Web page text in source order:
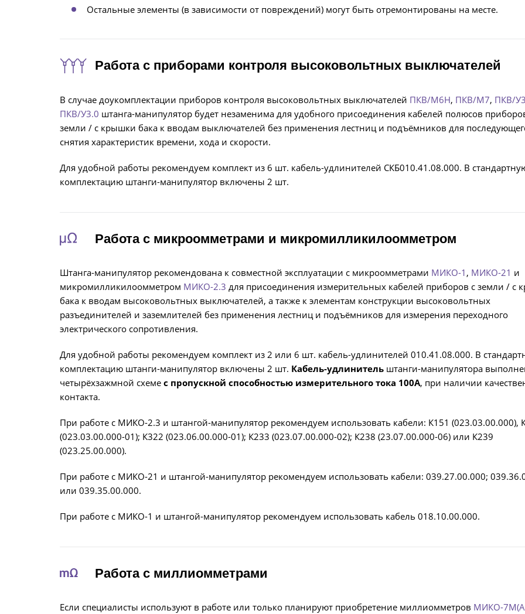
Остальные элементы (в зависимости от повреждений) могут быть отремонтированы на месте.
Работа с приборами контроля высоковольтных выключателей
В случае доукомплектации приборов контроля высоковольтных выключателей ПКВ/М6Н, ПКВ/М7, ПКВ/
ПКВ/У3.0 штанга-манипулятор будет незаменима для удобного присоединения кабелей полюсов
земли / с крышки бака к вводам выключателей без применения лестниц и подъёмников для
снятия характеристик времени, хода и скорости.
Для удобной работы рекомендуем комплект из 6 шт. кабель-удлинителей СКБ010.41.08.000. В
комплектацию штанги-манипулятор включены 2 шт.
Работа с микроомметрами и микромилликилоомметром
Штанга-манипулятор рекомендована к совместной эксплуатации с микроомметрами МИКО-1 , МИКО-21 и
микромилликилоомметром МИКО-2.3 для присоединения измерительных кабелей приборов с земли / с
бака к вводам высоковольтных выключателей, а также к элементам конструкции высоковольтных
разъединителей и заземлителей без применения лестниц и подъёмников для измерения переходного
электрического сопротивления.
Для удобной работы рекомендуем комплект из 2 или 6 шт. кабель-удлинителей 010.41.08.000. В
комплектацию штанги-манипулятор включены 2 шт. Кабель-удлинитель штанги-манипулятора
четырёхзажмной схеме с пропускной способностью измерительного тока 100А, при наличии
контакта.
При работе с МИКО-2.3 и штангой-манипулятор рекомендуем использовать кабели: К151 (023.03.00.000),
(023.03.00.000-01); К322 (023.06.00.000-01); К233 (023.07.00.000-02); К238 (23.07.00.000-06) или К239
(023.25.00.000).
При работе с МИКО-21 и штангой-манипулятор рекомендуем использовать кабели: 039.27.00.000;
или 039.35.00.000.
При работе с МИКО-1 и штангой-манипулятор рекомендуем использовать кабель 018.10.00.000.
Работа с миллиомметрами
Если специалисты используют в работе или только планируют приобретение миллиомметров МИКО-